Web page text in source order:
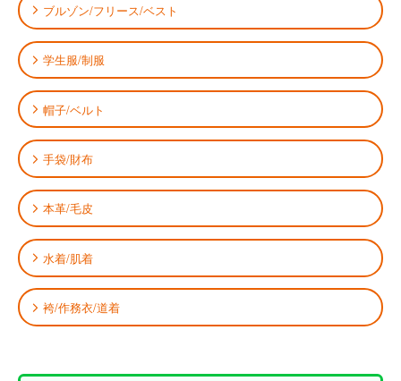
ブルゾン/フリース/ベスト
学生服/制服
帽子/ベルト
手袋/財布
本革/毛皮
水着/肌着
袴/作務衣/道着